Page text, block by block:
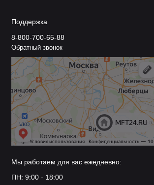
Поддержка
8-800-700-65-88
Обратный звонок
Мы работаем для вас ежедневно:
ПН: 9:00 - 18:00